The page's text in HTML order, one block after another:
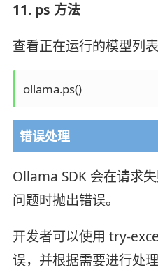
11. ps 方法
查看正在运行的模型列表
ollama.ps()
错误处理
Ollama SDK 会在请求
问题时抛出错误。
开发者可以使用 try-
误，并根据需要进行处理